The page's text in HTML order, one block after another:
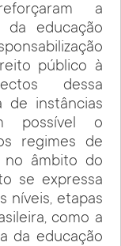
a
da educação
público à
dessa
de instâncias
possível o
regimes de
no âmbito do
se expressa
níveis, etapas
como a
da educação